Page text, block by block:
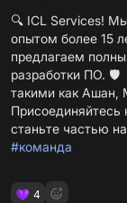
🔍 ICL Services!
опытом более 15
предлагаем
разработки ПО.
такими как Ашан,
станьте частью
#команда
4